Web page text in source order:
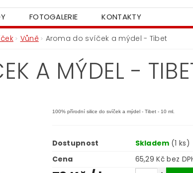
FOTOGALERIE KONTAKTY
Vůně Aroma do svíček a mýdel - Tibet
A MÝDEL -
100% přírodní silice do svíček a mýdel - Tibet - 10 ml.
Dostupnost Skladem (1 ks)
Cena
65,29 Kč bez